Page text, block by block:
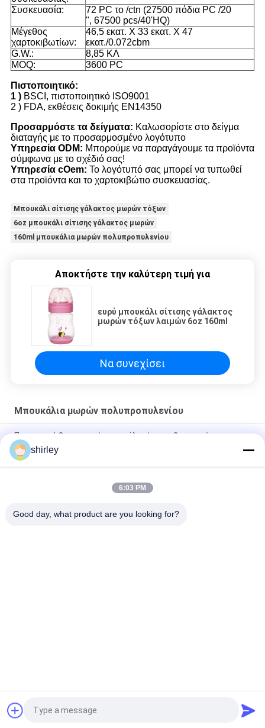
Συσκευασία:
72 PC το /ctn (27500 πόδια PC /20
", 67500 pcs/40'HQ)
Μέγεθος
χαρτοκιβωτίων:
46,5 εκατ. Χ 33 εκατ. Χ 47
εκατ./0.072cbm
G.W.:
8,85 ΚΛ
MOQ:
3600 PC
Πιστοποιητικό:
1 ) BSCI, πιστοποιητικό ISO9001
2 ) FDA, εκθέσεις δοκιμής EN14350
Προσαρμόστε τα δείγματα: Καλωσορίστε στο δείγμα
διαταγής με το προσαρμοσμένο λογότυπο
Υπηρεσία ODM: Μπορούμε να παραγάγουμε τα προϊόντα
σύμφωνα με το σχέδιό σας!
Υπηρεσία cOem: Το λογότυπό σας μπορεί να τυπωθεί
στα προϊόντα και το χαρτοκιβώτιο συσκευασίας.
Μπουκάλι σίτισης γάλακτος μωρών τόξων
6oz μπουκάλι σίτισης γάλακτος μωρών
160ml μπουκάλια μωρών πολυπροπυλενίου
Αποκτήστε την καλύτερη τιμή για
ευρύ μπουκάλι σίτισης γάλακτος
μωρών τόξων λαιμών 6oz 160ml
Να συνεχίσει
Μπουκάλια μωρών πολυπροπυλενίου
Παρασκευή 8oz τυπικό μπουκάλι σίτισης 3pcs σε ένα σετ
αργή ροή anti colic μπουκάλι γάλα
Μέθοδος αποστείρωσης μικροκυμάτων Κούπα μωρού για 0-6
Μωρών
Αίτηση κράτησης
shirley
6:03 PM
Good day, what product are you looking for?